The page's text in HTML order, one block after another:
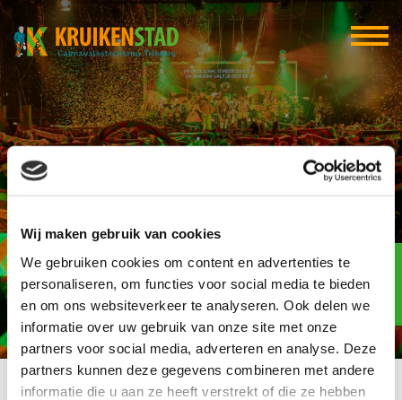
Wij maken gebruik van cookies
We gebruiken cookies om content en advertenties te
personaliseren, om functies voor social media te bieden
en om ons websiteverkeer te analyseren. Ook delen we
informatie over uw gebruik van onze site met onze
partners voor social media, adverteren en analyse. Deze
partners kunnen deze gegevens combineren met andere
informatie die u aan ze heeft verstrekt of die ze hebben
Rosalie
Elf-elf
over
96